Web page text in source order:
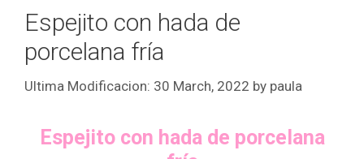
Espejito con hada de
porcelana fría
30 March, 2022 by paula
Espejito con hada de porcelana